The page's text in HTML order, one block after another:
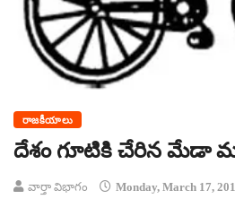
రాజకీయాలు
దేశం గూటికి చేరిన మేడా
వార్తా విభాగం Monday, March 17,